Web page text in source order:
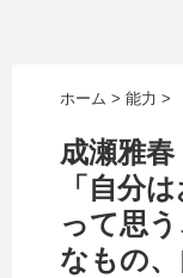
ホーム > 能力 >
成瀬雅
「自分
って思
なもの